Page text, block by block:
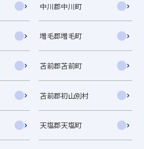
中川郡中川町
増毛郡増毛町
苫前郡苫前町
苫前郡初山別村
天塩郡天塩町